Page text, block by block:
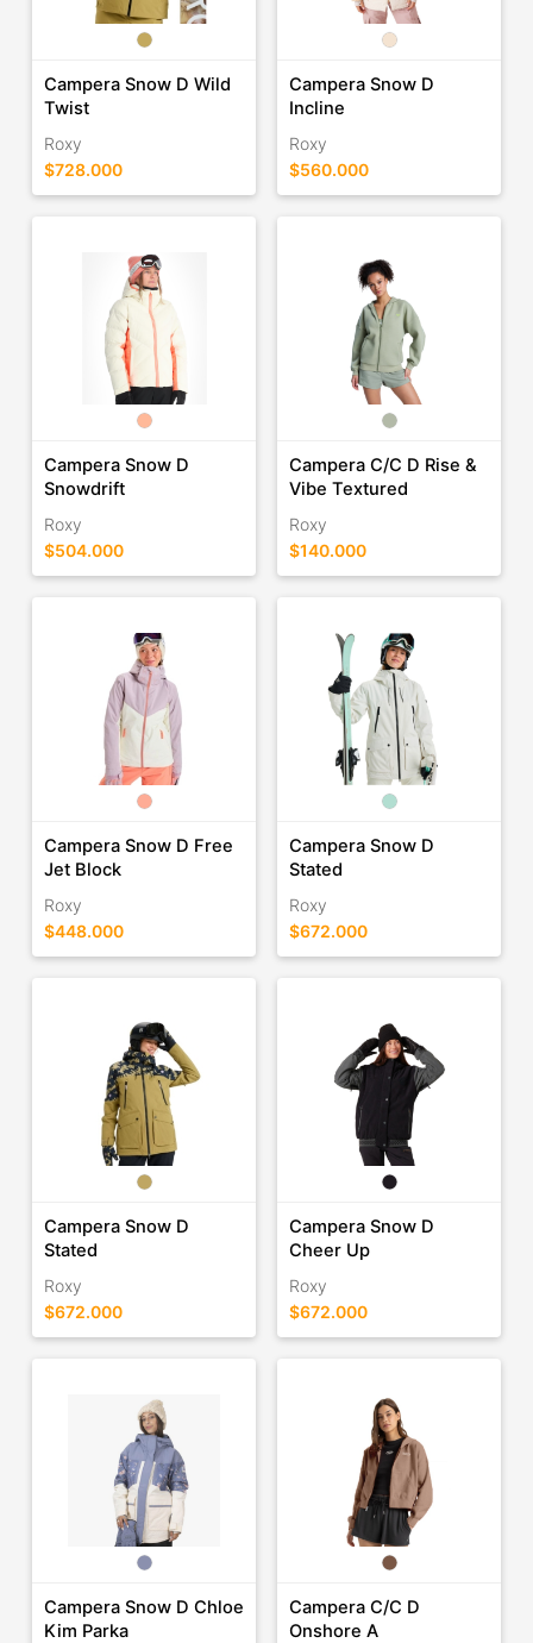
Campera Snow D Wild
Twist
Roxy
$728.000
Campera Snow D
Incline
Roxy
$560.000
Campera Snow D
Snowdrift
Roxy
$504.000
Campera C/C D Rise &
Vibe Textured
Roxy
$140.000
Campera Snow D Free
Jet Block
Roxy
$448.000
Campera Snow D
Stated
Roxy
$672.000
Campera Snow D
Stated
Roxy
$672.000
Campera Snow D
Cheer Up
Roxy
$672.000
Campera Snow D Chloe
Kim Parka
Campera C/C D
Onshore A